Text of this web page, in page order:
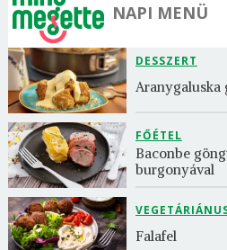
NAPI MENÜ
DESSZERT
Aranygaluska
FŐÉTEL
Baconbe
burgonyával
Falafel